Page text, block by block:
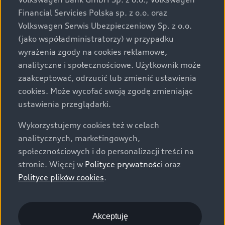
za dopłatą. Wiążące ustalenie ceny, wyposażenia i
specyfikacji pojazdu następują w umowie sprzedaży, a
określenie parametrów technicznych zawiera
świadectwo homologacji typu pojazdu. Zastrzegamy
sobie prawo do zmian i pomyłek. Wszelkie informacje
prezentowane na stronie są aktualne na dzień ich
zamieszczania. W celu uzyskania najnowszych
informacji prosimy kontaktować się z Partnerem Marki
Audi.
Wszystkie produkowane obecnie samochody marki Audi
są wykonywane z materiałów spełniających pod
względem możliwości odzysku i recyklingu wymagania
określone w normie ISO 22628 i są zgodne z
europejskimi świadectwami homologacji wydanymi wg
o.o. podlega obowiązkowi zapewnienia wszystkim
użytkownikom samochodów marki Volkswagen sieci
Financial Servicies Polska sp. z o.o. oraz
Volkswagen Serwis Ubezpieczeniowy Sp. z o.o.
(jako współadministratorzy) w przypadku
wyrażenia zgody na cookies reklamowe,
analityczne i społecznościowe. Użytkownik może
zaakceptować, odrzucić lub zmienić ustawienia
cookies. Może wycofać swoją zgodę zmieniając
ustawienia przeglądarki.
Wykorzystujemy cookies też w celach
analitycznych, marketingowych,
społecznościowych i do personalizacji treści na
stronie. Więcej w Polityce prywatności oraz
Polityce plików cookies.
Akceptuję